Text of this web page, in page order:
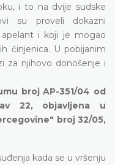
i to na dvije sudske
su proveli dokazni
i koji je mogao
činjenica. U pobijanim
za njihovo donošenje i
broj AP-351/04 od
22, objavljena u
broj 32/05,
kada se u vršenju